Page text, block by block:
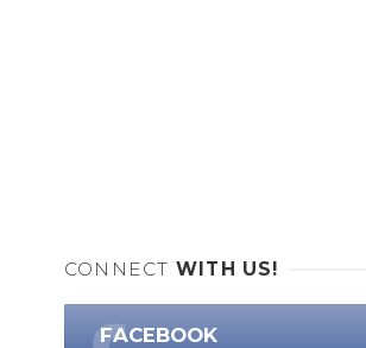
CONNECT WITH US!
FACEBOOK